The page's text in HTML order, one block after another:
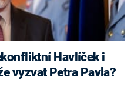
vyzvat Petra Pavla?